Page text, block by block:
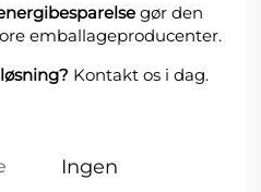
gør den
emballageproducenter.
Kontakt os i dag.
Ingen